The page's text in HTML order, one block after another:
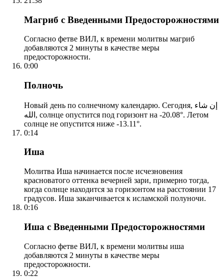
Магриб с Введенными Предосторожностями
Согласно фетве ВИЛ, к времени молитвы магриб
добавляются 2 минуты в качестве меры
предосторожности.
0:00
Полночь
Новый день по солнечному календарю. Сегодня, إن شاء
الله, солнце опустится под горизонт на -20.08°. Летом
солнце не опустится ниже -13.11°.
0:14
Иша
Молитва Иша начинается после исчезновения
красноватого оттенка вечерней зари, примерно тогда,
когда солнце находится за горизонтом на расстоянии 17
градусов. Иша заканчивается к исламской полуночи.
0:16
Иша с Введенными Предосторожностями
Согласно фетве ВИЛ, к времени молитвы иша
добавляются 2 минуты в качестве меры
предосторожности.
0:22